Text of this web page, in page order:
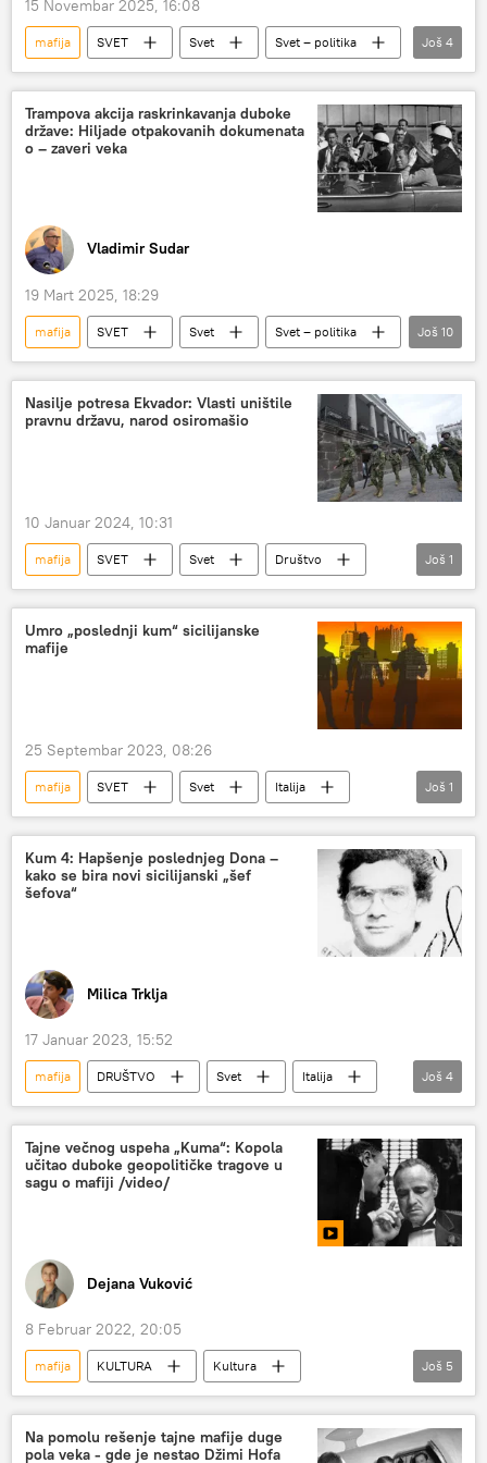
15 Novembar 2025, 16:08
mafija SVET Svet
Svet – politika
Mađarska
Peter Sijarto
Ukrajina
Evropska unija (EU)
Još 4
Trampova akcija raskrinkavanja duboke
države: Hiljade otpakovanih dokumenata
o – zaveri veka
Vladimir Sudar
19 Mart 2025, 18:29
mafija SVET Svet
Svet – politika
SAD
Donald Tramp
dokumenta
ubistvo
Džon Kenedi
CIA
FBI
Izrael
Ben Gurion
Još 10
Nasilje potresa Ekvador: Vlasti uništile
pravnu državu, narod osiromašio
10 Januar 2024, 10:31
mafija SVET Svet
Društvo
Ekvador
Još 1
Umro „poslednji kum“ sicilijanske
mafije
25 Septembar 2023, 08:26
mafija SVET Svet
Italija
Koza Nostra
Još 1
Kum 4: Hapšenje poslednjeg Dona –
kako se bira novi sicilijanski „šef
šefova“
Milica Trklja
17 Januar 2023, 15:52
mafija DRUŠTVO Svet
Italija
Koza Nostra
Don
Sicilija
kriminal
Još 4
Tajne večnog uspeha „Kuma“: Kopola
učitao duboke geopolitičke tragove u
sagu o mafiji /video/
Dejana Vuković
8 Februar 2022, 20:05
mafija KULTURA
Kultura
Kultura – intervjui i analitika
Film i serije
Frensis Ford Kopola
geopolitika
Još 5
Na pomolu rešenje tajne mafije duge
pola veka - gde je nestao Džimi Hofa